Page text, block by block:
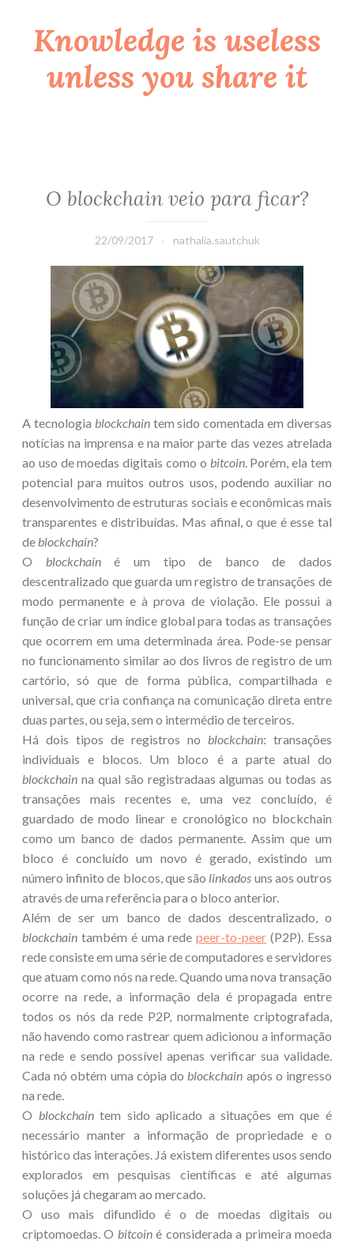
Skip
content
Knowledge is useless
unless you share it
O blockchain veio para ficar?
22/09/2017 nathalia.sautchuk
A tecnologia blockchaintem sido comentada em diversas
notícias na imprensa e na maior parte das vezes atrelada
ao uso de moedas digitais como o bitcoin. Porém, ela tem
potencial para muitos outros usos, podendo auxiliar no
desenvolvimento de estruturas sociais e econômicas mais
transparentes e distribuídas. Mas afinal, o que é esse tal
deblockchain?
O blockchainé um tipo de banco de dados
descentralizado que guarda um registro de transações de
modo permanente e à prova de violação. Ele possui a
função de criar um índice global para todas as transações
que ocorrem em uma determinada área. Pode-se pensar
no funcionamento similar ao dos livros de registro de um
cartório, só que de forma pública, compartilhada e
universal, que cria confiança na comunicação direta entre
duas partes, ou seja, sem o intermédio de terceiros.
Há dois tipos de registros no blockchain: transações
individuais e blocos. Um bloco é a parte atual do
blockchain na qual são registradaas algumas ou todas as
transações mais recentes e, uma vez concluído, é
guardado de modo linear e cronológico no blockchain
como um banco de dados permanente. Assim que um
bloco é concluído um novo é gerado, existindo um
número infinito de blocos, que são linkados uns aos outros
através de uma referência para o bloco anterior.
Além de ser um banco de dados descentralizado, o
blockchain também é uma redepeer-to-peer (P2P). Essa
rede consiste em uma série de computadores e servidores
que atuam como nós na rede. Quando uma nova transação
ocorre na rede, a informação dela é propagada entre
todos os nós da rede P2P, normalmente criptografada,
não havendo como rastrear quem adicionou a informação
na rede e sendo possível apenas verificar sua validade.
Cada nó obtém uma cópia doblockchain após o ingresso
na rede.
O blockchaintem sido aplicado a situações em que é
necessário manter a informação de propriedade e o
histórico das interações. Já existem diferentes usos sendo
explorados em pesquisas científicas e até algumas
soluções já chegaram ao mercado.
O uso mais difundido é o de moedas digitais ou
criptomoedas. O bitcoiné considerada a primeira moeda